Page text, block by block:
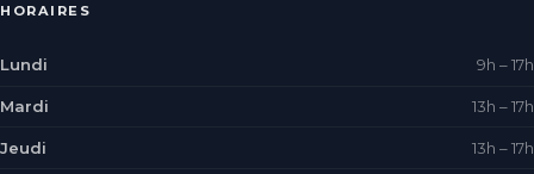
HORAIRES
Lundi 9h – 17h
Mardi 13h – 17h
Jeudi 13h – 17h